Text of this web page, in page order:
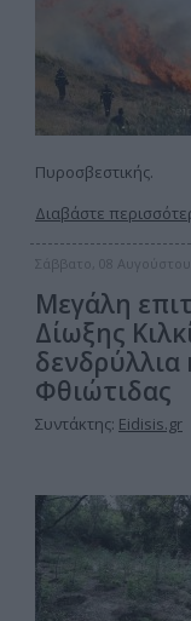
Πυροσβεστικής.
Διαβάστε
Σάββατο, 08 Αυγούστου
Μεγάλη
Δίωξης
δενδρύλλια
Φθιώτιδας
Συντάκτης: Eidisis.gr